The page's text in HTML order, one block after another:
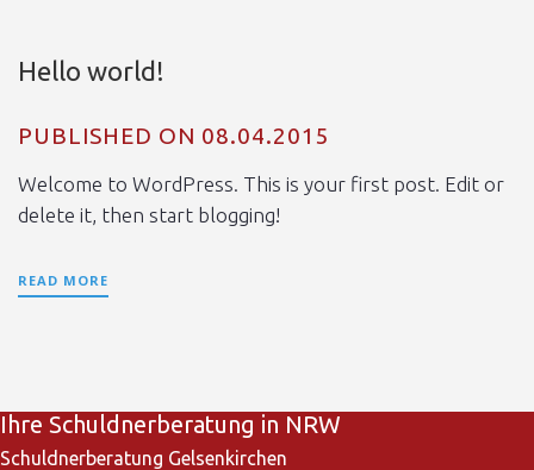
Hello world!
PUBLISHED ON 08.04.2015
Welcome to WordPress. This is your first post. Edit or
delete it, then start blogging!
READ MORE
Ihre Schuldnerberatung in NRW
Schuldnerberatung Gelsenkirchen